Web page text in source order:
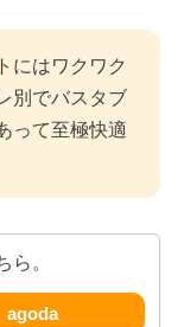
にはワクワク
別でバスタブ
って至極快適
ら。
agoda